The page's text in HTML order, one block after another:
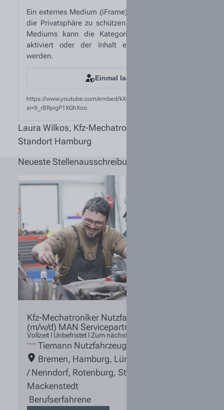
Ein externes Medium (iFrame) wurde blockiert, um
die Privatsphäre zu schützen. Zum Abspielen des
Mediums kann die Kategorie „Externe Medien“
aktiviert oder der Inhalt einmalig freigegeben
werden.
Einmal laden
https://www.youtube.com/embed/kXutQG-RR7c?
si=9_rBRpigP1XGhXoo
Laura Wilkos, Kfz-Mechatronikerin
Standort Hamburg
Neueste Stellenausschreibungen
Kfz-Mechatroniker Nutzfahrzeugtechnik
(m/w/d) MAN Servicepartner
Vollzeit l Unbefristet l Zum nächstmöglichen Zeitpunkt
Tiemann Nutzfahrzeuge
Bremen, Hamburg, Lüneburg
/ Nenndorf, Rotenburg, Stuhr / Groß
Mackenstedt
Berufserfahrene